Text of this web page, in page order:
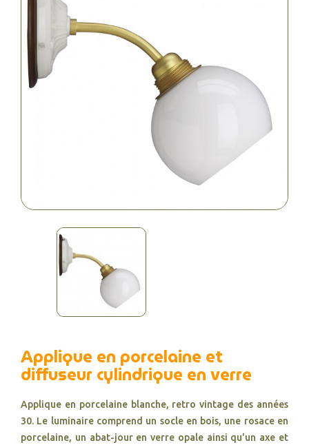
Applique en porcelaine et
diffuseur cylindrique en verre
Applique en porcelaine blanche, retro vintage des années
30. Le luminaire comprend un socle en bois, une rosace en
porcelaine, un abat-jour en verre opale ainsi qu'un axe et